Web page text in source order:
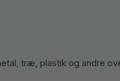
træ, plastik og andre